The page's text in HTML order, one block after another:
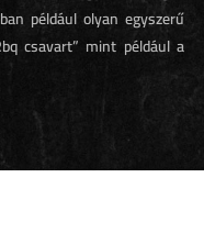
például olyan egyszerű
csavart” mint például a